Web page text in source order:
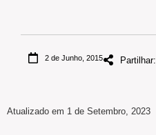
2 de Junho, 2015 Partilhar:
Atualizado em 1 de Setembro, 2023